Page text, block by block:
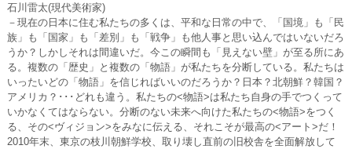
石川雷太(現代美術家)
－現在の日本に住む私たちの多くは、平和な日常の中で、「国境」も「民
族」も「国家」も「差別」も「戦争」も他人事と思い込んではいないだろ
うか？しかしそれは間違いだ。今この瞬間も「見えない壁」が至る所にあ
る。複数の「歴史」と複数の「物語」が私たちを分断している。私たちは
いったいどの「物語」を信じればいいのだろうか？日本？北朝鮮？韓国？
アメリカ？･･･どれも違う。私たちの<物語>は私たち自身の手でつくって
いかなくてはならない。分断のない未来へ向けた私たちの<物語>をつく
る、その<ヴィジョン>をみなに伝える、それこそが最高の<アート>だ！
2010年末、東京の枝川朝鮮学校、取り壊し直前の旧校舎を全面解放して